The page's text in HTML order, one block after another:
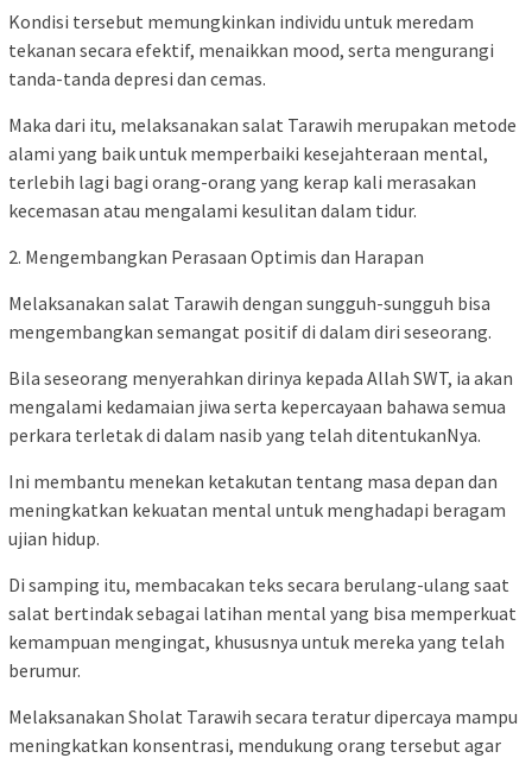
Kondisi tersebut memungkinkan individu untuk meredam
tekanan secara efektif, menaikkan mood, serta mengurangi
tanda-tanda depresi dan cemas.
Maka dari itu, melaksanakan salat Tarawih merupakan metode
alami yang baik untuk memperbaiki kesejahteraan mental,
terlebih lagi bagi orang-orang yang kerap kali merasakan
kecemasan atau mengalami kesulitan dalam tidur.
2. Mengembangkan Perasaan Optimis dan Harapan
Melaksanakan salat Tarawih dengan sungguh-sungguh bisa
mengembangkan semangat positif di dalam diri seseorang.
Bila seseorang menyerahkan dirinya kepada Allah SWT, ia akan
mengalami kedamaian jiwa serta kepercayaan bahawa semua
perkara terletak di dalam nasib yang telah ditentukanNya.
Ini membantu menekan ketakutan tentang masa depan dan
meningkatkan kekuatan mental untuk menghadapi beragam
ujian hidup.
Di samping itu, membacakan teks secara berulang-ulang saat
salat bertindak sebagai latihan mental yang bisa memperkuat
kemampuan mengingat, khususnya untuk mereka yang telah
berumur.
Melaksanakan Sholat Tarawih secara teratur dipercaya mampu
meningkatkan konsentrasi, mendukung orang tersebut agar